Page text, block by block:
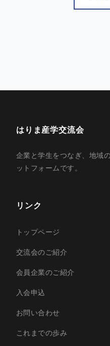
はりま産学交流会
企業と学生をつなぎ、地域
ットフォームです。
リンク
トップページ
交流会のご紹介
会員企業のご紹介
入会申込
お問い合わせ
これまでの歩み